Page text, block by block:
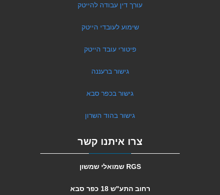
עורך דין עבודה להייטק
שימוע לעובדי הייטק
פיטורי עובד הייטק
גישור ברעננה
גישור בכפר סבא
גישור בהוד השרון
צרו איתנו קשר
RGS שמואלי שמשון
רחוב התע"ש 18 כפר סבא